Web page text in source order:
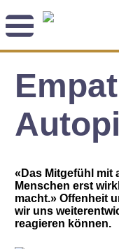
Themenblog
«Das Mitgefühl mit
Menschen erst
macht.» Offenheit
wir uns
reagieren können.